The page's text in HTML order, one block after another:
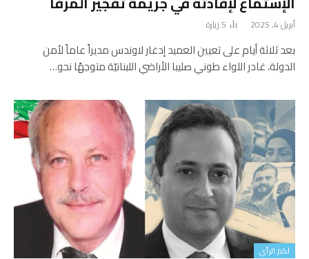
أبريل 4, 2025 5 زيارة
بعد ثلاثة أيام على تعيين العميد إدغار لاوندس مديراً عاماً لأمن
الدولة، غادر اللواء طوني صليبا الأراضي اللبنانيّة متوجهًا نحو…
لكم الرأي